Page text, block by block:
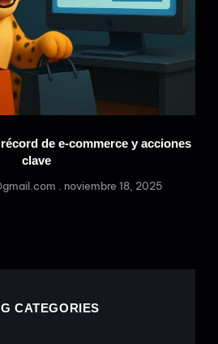
de e-commerce y acciones
clave
noviembre 18, 2025
CATEGORIES